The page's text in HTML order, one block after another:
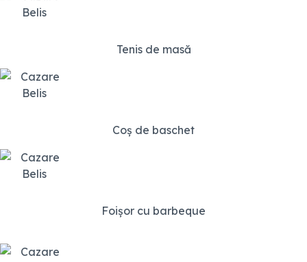
Tenis de masă
Coș de baschet
Foișor cu barbeque